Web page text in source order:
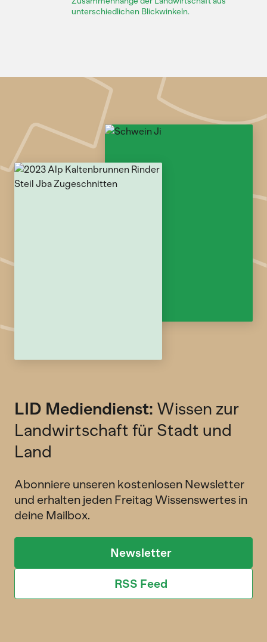
unterschiedlichen Blickwinkeln.
LID Mediendienst: Wissen zur
Landwirtschaft für Stadt und
Land
Abonniere unseren kostenlosen Newsletter
und erhalten jeden Freitag Wissenswertes in
deine Mailbox.
Newsletter
RSS Feed